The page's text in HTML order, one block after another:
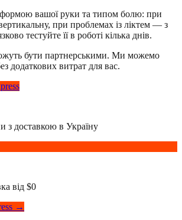
вашої руки та типом болю: при
при проблемах із ліктем — з
тестуйте її в роботі кілька днів.
бути партнерськими. Ми можемо
додаткових витрат для вас.
з доставкою в Україну
від $0
→